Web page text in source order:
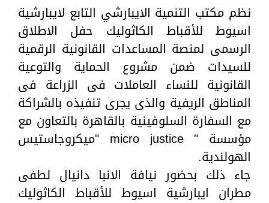
نظم مكتب التنمية الايبارشي التابع لايبارشية
اسيوط للأقباط الكاثوليك حفل الاطلاق
الرسمى لمنصة المساعدات القانونية الرقمية
للسيدات ضمن مشروع الحماية والتوعية
القانونية للنساء العاملات فى الزراعة فى
المناطق الريفية والذى يجرى تنفيذه بالشراكة
مع السفارة السلوفينية بالقاهرة بالتعاون مع
مؤسسة " micro justice "ميكروجاستيس
الهولندية.
جاء ذلك بحضور نيافة الانبا دانيال لطفى
مطران ايبارشية اسيوط للأقباط الكاثوليك